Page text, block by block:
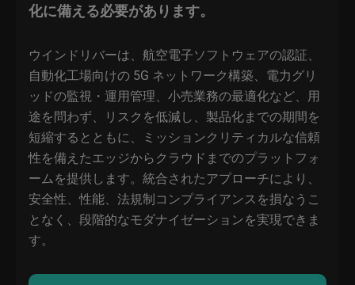
化に備える必要があります。
ウインドリバーは、航空電子ソフトウェアの認証、
自動化工場向けの 5G ネットワーク構築、電力グリ
ッドの監視・運用管理、小売業務の最適化など、用
途を問わず、リスクを低減し、製品化までの期間を
短縮するとともに、ミッションクリティカルな信頼
性を備えたエッジからクラウドまでのプラットフォ
ームを提供します。統合されたアプローチにより、
安全性、性能、法規制コンプライアンスを損なうこ
となく、段階的なモダナイゼーションを実現できま
す。